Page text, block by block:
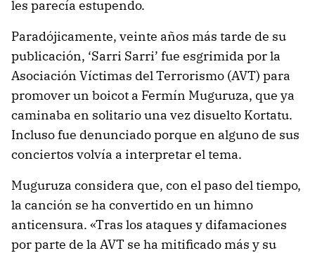
les parecía estupendo.
Paradójicamente, veinte años más tarde de su
publicación, ‘Sarri Sarri’ fue esgrimida por la
Asociación Víctimas del Terrorismo (AVT) para
promover un boicot a Fermín Muguruza, que ya
caminaba en solitario una vez disuelto Kortatu.
Incluso fue denunciado porque en alguno de sus
conciertos volvía a interpretar el tema.
Muguruza considera que, con el paso del tiempo,
la canción se ha convertido en un himno
anticensura. «Tras los ataques y difamaciones
por parte de la AVT se ha mitificado más y su